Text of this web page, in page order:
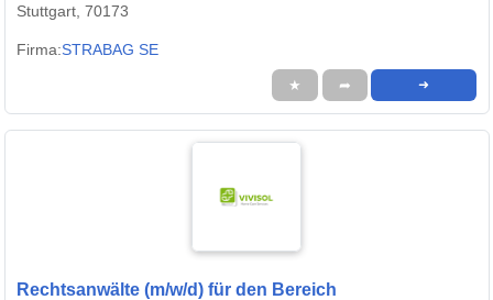
Stuttgart, 70173
Firma:STRABAG SE
★ ➦ ➜
Rechtsanwälte (m/w/d) für den Bereich